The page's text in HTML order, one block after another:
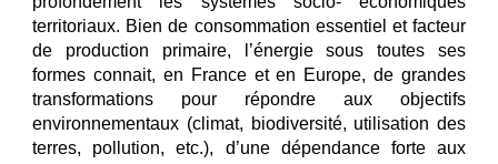
territoriaux. Bien de consommation essentiel et facteur
de production primaire, l’énergie sous toutes ses
formes connait, en France et en Europe, de grandes
transformations pour répondre aux objectifs
environnementaux (climat, biodiversité, utilisation des
terres, pollution, etc.), d’une dépendance forte aux